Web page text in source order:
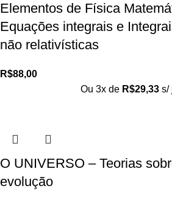
Elementos de Física
Equações integrais e
não relativísticas
R$88,00
Ou 3x de R$29,33 s/
O UNIVERSO – Teorias
evolução